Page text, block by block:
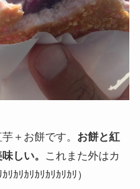
＋お餅です。 お餅と紅
しい。
これまた外はカ
ｶﾘｶﾘｶﾘｶﾘｶﾘｶﾘ）